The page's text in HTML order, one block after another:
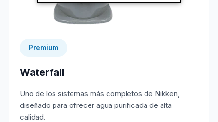
Premium
Waterfall
Uno de los sistemas más completos de Nikken,
diseñado para ofrecer agua purificada de alta
calidad.